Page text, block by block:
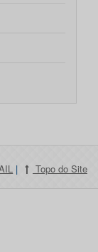
| Topo do Site